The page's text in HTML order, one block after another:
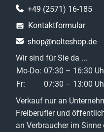
+49 (2571) 16-185
Kontaktformular
shop@nolteshop.de
Wir sind für Sie da ...
Mo-Do: 07:30 – 16:30
Fr:
07:30 – 13:00
Verkauf nur an
Freiberufler und
an Verbraucher im Sinne